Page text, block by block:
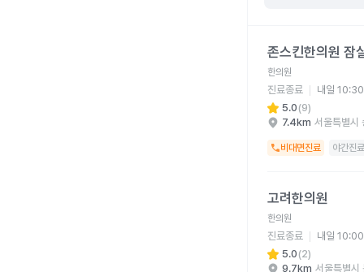
존스킨한의원 잠
한의원
진료종료
내일
5.0 (9)
7.4km 서울특별시
비대면진료 야간진료
고려한의원
한의원
진료종료
내일
5.0 (2)
9.7km 서울특별시